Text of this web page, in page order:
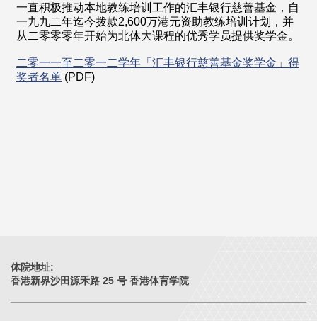
一直积极推动本地教练培训工作的汇丰银行慈善基金，自
一九九二年迄今拨款2,600万港元资助教练培训计划，并
从二零零零年开始为北体大课程的优秀学员提供奖学金。
二零一一至二零一二学年「汇丰银行慈善基金奖学金」得
奖者名单 (PDF)
体院地址:
香港新界沙田源禾路 25 号 香港体育学院